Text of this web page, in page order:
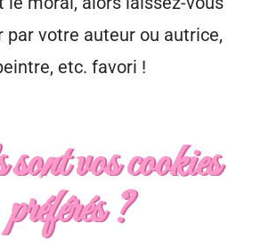
par votre auteur ou autrice,
etc. favori !
vos cookies
préférés ?